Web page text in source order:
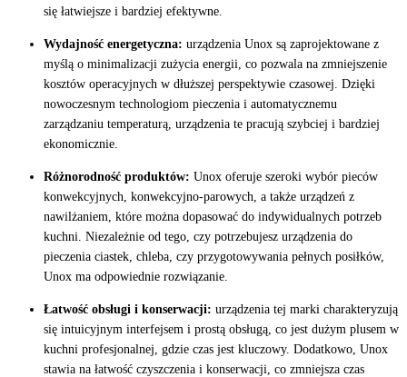
się łatwiejsze i bardziej efektywne.
Wydajność energetyczna: urządzenia Unox są zaprojektowane z
myślą o minimalizacji zużycia energii, co pozwala na zmniejszenie
kosztów operacyjnych w dłuższej perspektywie czasowej. Dzięki
nowoczesnym technologiom pieczenia i automatycznemu
zarządzaniu temperaturą, urządzenia te pracują szybciej i bardziej
ekonomicznie.
Różnorodność produktów: Unox oferuje szeroki wybór pieców
konwekcyjnych, konwekcyjno-parowych, a także urządzeń z
nawilżaniem, które można dopasować do indywidualnych potrzeb
kuchni. Niezależnie od tego, czy potrzebujesz urządzenia do
pieczenia ciastek, chleba, czy przygotowywania pełnych posiłków,
Unox ma odpowiednie rozwiązanie.
Łatwość obsługi i konserwacji: urządzenia tej marki charakteryzują
się intuicyjnym interfejsem i prostą obsługą, co jest dużym plusem w
kuchni profesjonalnej, gdzie czas jest kluczowy. Dodatkowo, Unox
stawia na łatwość czyszczenia i konserwacji, co zmniejsza czas